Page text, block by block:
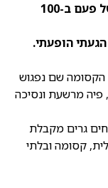
- הפקת ענק חלומית של פעם ב-100
הגעתי הופעתי.
שם נפגוש
מרשעת ונסיכה
גרים מקבלת
קסומה ובלתי